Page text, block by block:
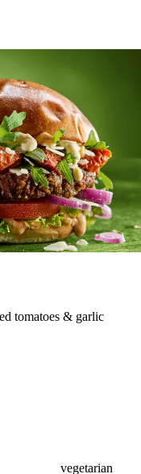
tomatoes & garlic
vegetarian